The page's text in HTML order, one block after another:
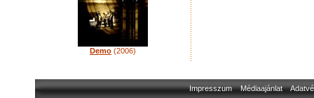
Demo (2006)
Impresszum Médiaajánlat